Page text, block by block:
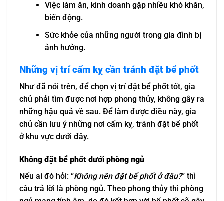
Việc làm ăn, kinh doanh gặp nhiều khó khăn,
biến động.
Sức khỏe của những người trong gia đình bị
ảnh hưởng.
Những vị trí cấm kỵ cần tránh đặt bể phốt
Như đã nói trên, để chọn vị trí đặt bể phốt tốt, gia
chủ phải tìm được nơi hợp phong thủy, không gây ra
những hậu quả về sau. Để làm được điều này, gia
chủ cần lưu ý những nơi cấm kỵ, tránh đặt bể phốt
ở khu vực dưới đây.
Không đặt bể phốt dưới phòng ngủ
Nếu ai đó hỏi: “Không nên đặt bể phốt ở đâu?” thì
câu trả lời là phòng ngủ. Theo phong thủy thì phòng